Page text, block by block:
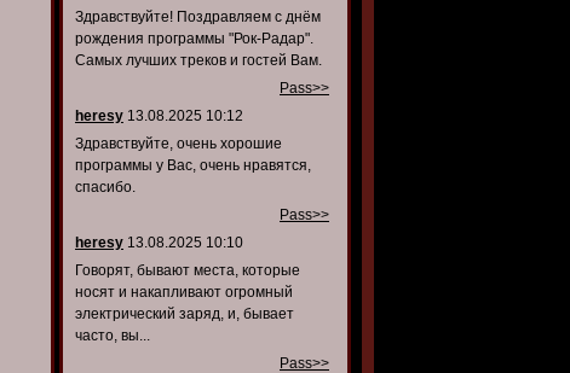
Здравствуйте! Поздравляем с днём
рождения программы "Рок-Радар".
Самых лучших треков и гостей Вам.
Pass>>
heresy 13.08.2025 10:12
Здравствуйте, очень хорошие
программы у Вас, очень нравятся,
спасибо.
Pass>>
heresy 13.08.2025 10:10
Говорят, бывают места, которые
носят и накапливают огромный
электрический заряд, и, бывает
часто, вы...
Pass>>